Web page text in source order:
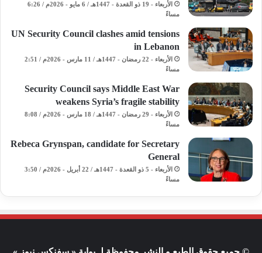
الأربعاء - 19 ذو القعدة - 1447هـ / 6 مايو - 2026م / 6:26
مساءً
UN Security Council clashes amid tensions
in Lebanon
الأربعاء - 22 رمضان - 1447هـ / 11 مارس - 2026م / 2:51
مساءً
Security Council says Middle East War
weakens Syria’s fragile stability
الأربعاء - 29 رمضان - 1447هـ / 18 مارس - 2026م / 8:08
مساءً
Rebeca Grynspan, candidate for Secretary
General
الأربعاء - 5 ذو القعدة - 1447هـ / 22 أبريل - 2026م / 3:50
مساءً